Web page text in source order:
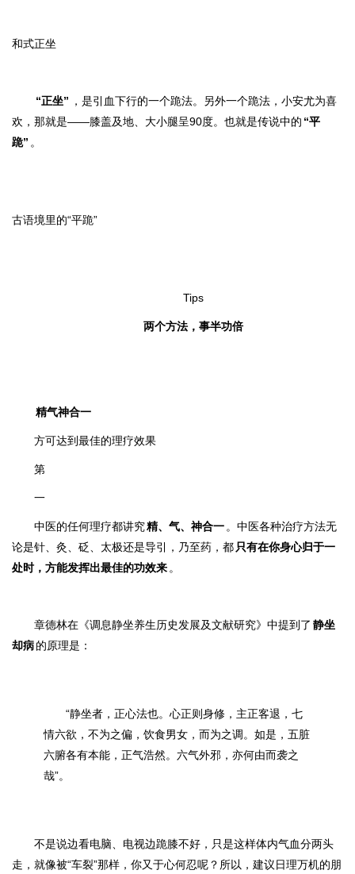
和式正坐
“正坐” ，是引血下行的一个跪法。另外一个跪法，小安尤为喜
欢，那就是——膝盖及地、大小腿呈90度。也就是传说中的 “平
跪” 。
古语境里的“平跪”
Tips
两个方法，事半功倍
精气神合一
方可达到最佳的理疗效果
第
一
中医的任何理疗都讲究精、气、神合一 。 中医各种治疗方法无
论是针、灸、砭、太极还是导引，乃至药，都 只有在你身心归于一
处时，方能发挥出最佳的功效来 。
章德林在《调息静坐养生历史发展及文献研究》中提到了 静坐
却病的原理是：
“静坐者，正心法也。心正则身修，主正客退，七
情六欲，不为之偏，饮食男女，而为之调。如是，五脏
六腑各有本能，正气浩然。六气外邪，亦何由而袭之
哉”。
不是说边看电脑、电视边跪膝不好，只是这样体内气血分两头
走，就像被“车裂”那样，你又于心何忍呢？所以，建议日理万机的朋